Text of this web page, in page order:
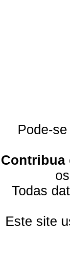
Pode-
Contribua
Todas
Este site